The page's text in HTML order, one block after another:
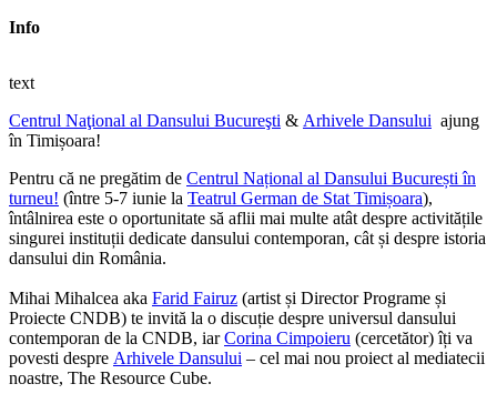
Info
text
Centrul Naţional al Dansului Bucureşti & Arhivele Dansului ajung
în Timișoara!
Pentru că ne pregătim de Centrul Național al Dansului București în
turneu! (între 5-7 iunie la Teatrul German de Stat Timișoara),
întâlnirea este o oportunitate să aflii mai multe atât despre activitățile
singurei instituții dedicate dansului contemporan, cât și despre istoria
dansului din România.
Mihai Mihalcea aka Farid Fairuz (artist și Director Programe și
Proiecte CNDB) te invită la o discuție despre universul dansului
contemporan de la CNDB, iarCorina Cimpoieru (cercetător) îți va
povesti despre Arhivele Dansului – cel mai nou proiect al mediatecii
noastre, The Resource Cube.